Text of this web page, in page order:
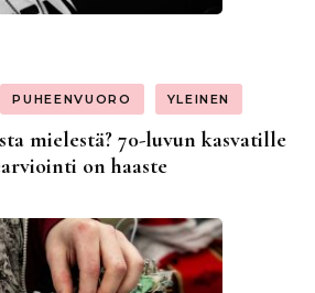
PUHEENVUORO YLEINEN
mielestä? 70-luvun kasvatille
on haaste